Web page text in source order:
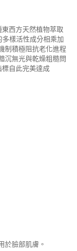
東西方天然植物萃取
樣活性成分相乘加
制積極阻抗老化進程
沉無光與乾燥粗糙問
自此完美達成
於臉部肌膚。